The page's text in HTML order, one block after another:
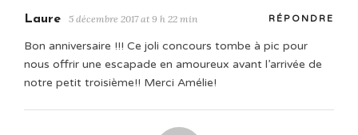
Laure 5 décembre 2017 at 9 h 22 min RÉPONDRE
Bon anniversaire !!! Ce joli concours tombe à pic pour
nous offrir une escapade en amoureux avant l’arrivée de
notre petit troisième!! Merci Amélie!